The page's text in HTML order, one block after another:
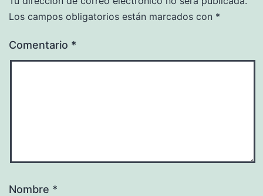
Los campos obligatorios están marcados con *
Comentario *
Nombre *